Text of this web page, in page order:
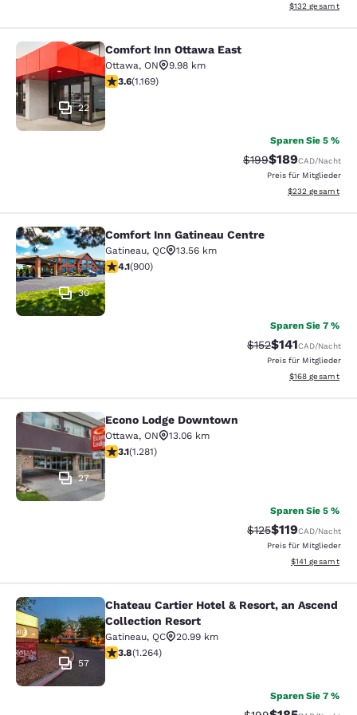
Geschätzte
$132 gesamt
Comfort Inn Ottawa East
22
Comfort Inn Ottawa East
Ottawa, ON
9.98 km
3.56-Sterne-Bewertung. Gut. 1169 Bewertungen
3.6(1.169)
Sparen Sie 5 %
Durchgestrichener
$199Vergünstigter
$189CAD/Nacht
Preis für Mitglieder
Geschätzte
$232 gesamt
Comfort Inn Gatineau Centre
30
Comfort Inn Gatineau Centre
Gatineau, QC
13.56 km
4.1-Sterne-Bewertung. Sehr gut. 900 Bewertungen
4.1(900)
Sparen Sie 7 %
Durchgestrichener
$152Vergünstigter
$141CAD/Nacht
Preis für Mitglieder
Geschätzte
$168 gesamt
Econo Lodge Downtown
27
Econo Lodge Downtown
Ottawa, ON
13.06 km
3.12-Sterne-Bewertung. Gut. 1281 Bewertungen
3.1(1.281)
Sparen Sie 5 %
Durchgestrichener
$125Vergünstigter
$119CAD/Nacht
Preis für Mitglieder
Geschätzte
$141 gesamt
Chateau Cartier Hotel & Resort, an
57
Chateau Cartier Hotel & Resort, an Ascend
Collection Resort
Gatineau, QC
20.99 km
3.84-Sterne-Bewertung. Gut. 1264 Bewertungen
3.8(1.264)
Sparen Sie 7 %